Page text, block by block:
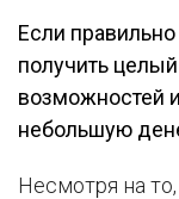
Если
получить
возможностей
небольшую
Несмотря на